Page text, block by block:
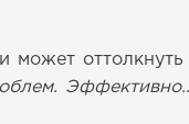
может